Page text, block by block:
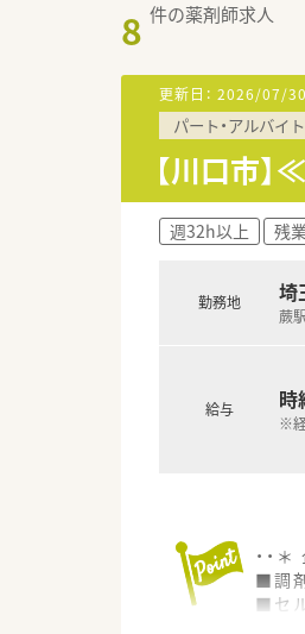
8 件の薬剤師求人
更新日： 2026/07/30
パート・アルバイト
【川口市
週32h以上 残
勤務地 埼
蕨
給与 時
※
・・
■調
■セ